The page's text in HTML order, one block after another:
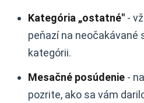
Kategória „ostatné" -
peňazí na neočakávané
kategórii.
Mesačné posúdenie -
pozrite, ako sa vám